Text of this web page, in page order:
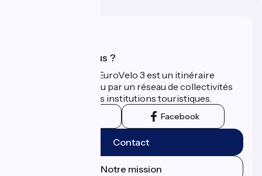
Qui sommes-nous ?
La Scandibérique-EuroVelo 3 est un itinéraire
développé et promu par un réseau de collectivités
territoriales et leurs institutions touristiques.
Facebook
Contact
Notre mission